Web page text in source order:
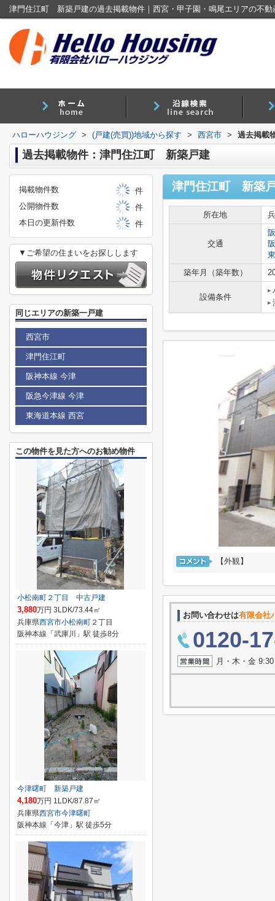
津門住江町 新築戸建の過去掲載物件｜西宮・甲子園・鳴尾エリアの不動
ハローハウジング > (戸建(売買))地域から探す > 西宮市 > 過去掲載
過去掲載物件：津門住江町 新築戸建
津門住江町 新築
所在地
交通
築年月（築年数）
設備条件
【外観】
お問い合わせは有限会社
0120-
月・木・金
掲載物件数
件
公開物件数
件
本日の更新件数
件
▼ご希望の住まいをお探しします
同じエリアの新築一戸建
西宮市
津門住江町
阪神本線 今津
阪急今津線 今津
東海道本線 西宮
この物件を見た方へのお勧め物件
小松南町２丁目 中古戸建
3,880万円 3LDK/73.44㎡
兵庫県西宮市小松南町 ２丁目
阪神本線「武庫川」駅 徒歩8分
今津曙町 新築戸建
4,180万円 1LDK/87.87㎡
兵庫県西宮市今津曙町
阪神本線「今津」駅 徒歩5分